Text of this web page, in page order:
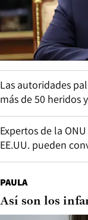
Las autoridades
más de 50 heridos
Expertos de la
EE.UU. pueden
PAULA
Así son los